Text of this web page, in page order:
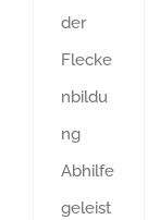
der
Flecke
nbildu
ng
Abhilfe
geleist